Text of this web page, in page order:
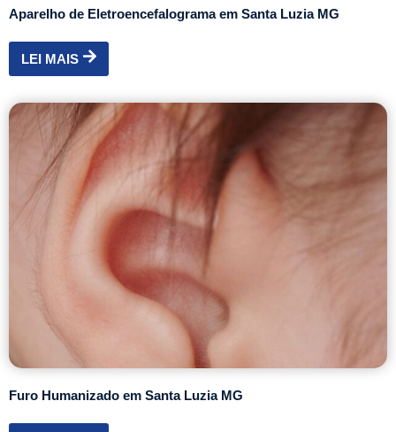
Aparelho de Eletroencefalograma em Santa Luzia MG
LEI MAIS
Furo Humanizado em Santa Luzia MG